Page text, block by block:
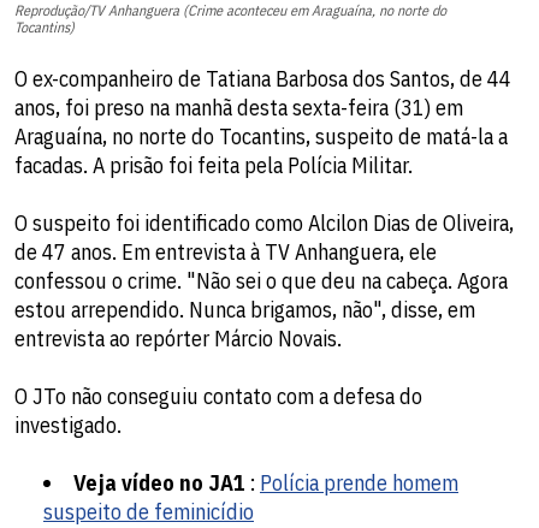
Reprodução/TV Anhanguera (Crime aconteceu em Araguaína, no norte do
Tocantins)
O ex-companheiro de Tatiana Barbosa dos Santos, de 44
anos, foi preso na manhã desta sexta-feira (31) em
Araguaína, no norte do Tocantins, suspeito de matá-la a
facadas. A prisão foi feita pela Polícia Militar.
O suspeito foi identificado como Alcilon Dias de Oliveira,
de 47 anos. Em entrevista à TV Anhanguera, ele
confessou o crime. "Não sei o que deu na cabeça. Agora
estou arrependido. Nunca brigamos, não", disse, em
entrevista ao repórter Márcio Novais.
O JTo não conseguiu contato com a defesa do
investigado.
Veja vídeo no JA1 : Polícia prende homem
suspeito de feminicídio